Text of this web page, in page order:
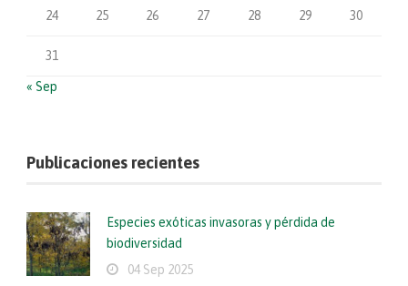
24 25 26 27 28 29 30
31
« Sep
Publicaciones recientes
Especies exóticas invasoras y pérdida de
biodiversidad
04 Sep 2025